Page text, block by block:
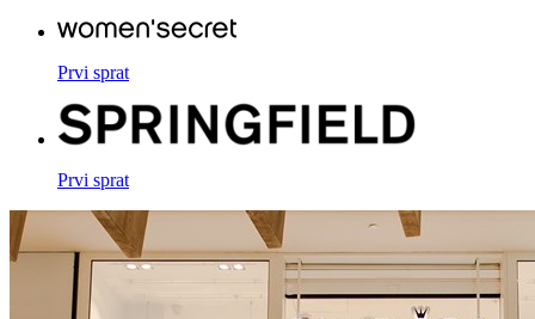
Prvi sprat
Prvi sprat